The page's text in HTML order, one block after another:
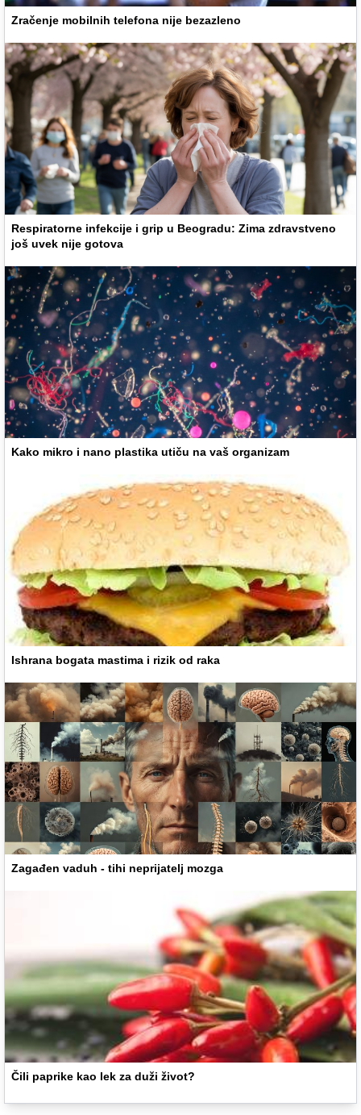
Zračenje mobilnih telefona nije bezazleno
Respiratorne infekcije i grip u Beogradu: Zima zdravstveno
još uvek nije gotova
Kako mikro i nano plastika utiču na vaš organizam
Ishrana bogata mastima i rizik od raka
Zagađen vaduh - tihi neprijatelj mozga
Čili paprike kao lek za duži život?